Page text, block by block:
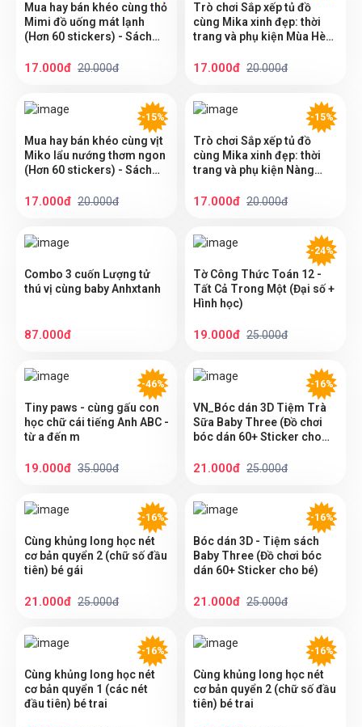
Mua hay bán khéo cùng thỏ
Mimi đồ uống mát lạnh
(Hơn 60 stickers) - Sách
17.000đ 20.000đ
Trò chơi Sắp xếp tủ đồ
cùng Mika xinh đẹp: thời
trang và phụ kiện Mùa Hè
sticker cho bé gái
17.000đ 20.000đ
-15%
Mua hay bán khéo cùng vịt
Miko lẩu nướng thơm ngon
(Hơn 60 stickers) - Sách
17.000đ 20.000đ
-15%
Trò chơi Sắp xếp tủ đồ
cùng Mika xinh đẹp: thời
trang và phụ kiện Nàng
sticker cho bé gái
17.000đ 20.000đ
Combo 3 cuốn Lượng tử
thú vị cùng baby Anhxtanh
87.000đ
-24%
Tờ Công Thức Toán 12 -
Tất Cả Trong Một (Đại số +
Hình học)
19.000đ 25.000đ
-46%
Tiny paws - cùng gấu con
học chữ cái tiếng Anh ABC -
từ a đến m
19.000đ 35.000đ
-16%
VN_Bóc dán 3D Tiệm Trà
Sữa Baby Three (Đồ chơi
bóc dán 60+ Sticker cho
21.000đ 25.000đ
-16%
Cùng khủng long học nét
cơ bản quyển 2 (chữ số đầu
tiên) bé gái
21.000đ 25.000đ
-16%
Bóc dán 3D - Tiệm sách
Baby Three (Đồ chơi bóc
dán 60+ Sticker cho bé)
21.000đ 25.000đ
-16%
Cùng khủng long học nét
cơ bản quyển 1 (các nét
đầu tiên) bé trai
-16%
Cùng khủng long học nét
cơ bản quyển 2 (chữ số đầu
tiên) bé trai